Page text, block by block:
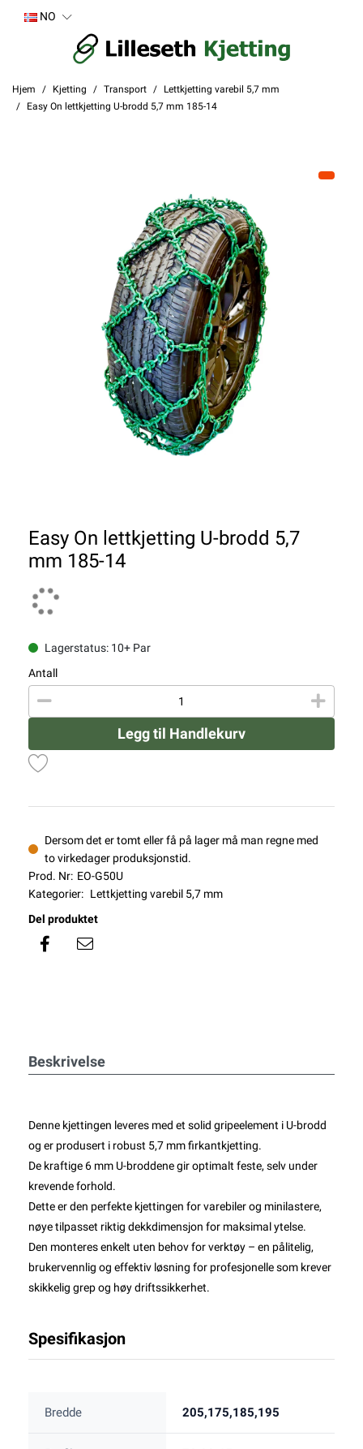
NO
Hjem Kjetting Transport
Lettkjetting varebil 5,7 mm
Easy On lettkjetting U-brodd 5,7 mm 185-14
Easy On lettkjetting U-brodd 5,7
mm 185-14
Lagerstatus: 10+ Par
Antall
Legg til Handlekurv
Dersom det er tomt eller få på lager må man regne med
to virkedager produksjonstid.
Prod. Nr: EO-G50U
Kategorier: Lettkjetting varebil 5,7 mm
Del produktet
Beskrivelse
Denne kjettingen leveres med et solid gripeelement i U-brodd
og er produsert i robust 5,7 mm firkantkjetting.
De kraftige 6 mm U-broddene gir optimalt feste, selv under
krevende forhold.
Dette er den perfekte kjettingen for varebiler og minilastere,
nøye tilpasset riktig dekkdimensjon for maksimal ytelse.
Den monteres enkelt uten behov for verktøy – en pålitelig,
brukervennlig og effektiv løsning for profesjonelle som krever
skikkelig grep og høy driftssikkerhet.
Spesifikasjon
Bredde 205,175,185,195